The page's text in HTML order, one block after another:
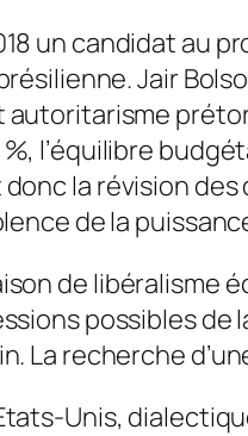
un candidat au
Jair
l’équilibre
la révision
de la
de libéralisme
possibles
La recherche
Unis,